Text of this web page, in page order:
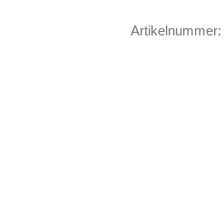
Artikelnummer: